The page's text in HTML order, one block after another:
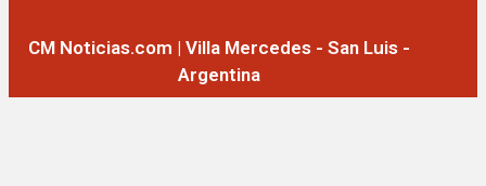
CM Noticias.com | Villa Mercedes - San Luis -
Argentina